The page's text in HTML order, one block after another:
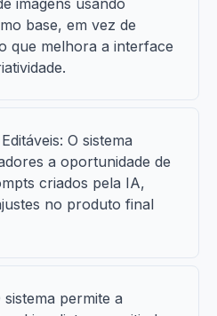
imagens usando
base, em vez de
que melhora a interface
O sistema
a oportunidade de
criados pela IA,
no produto final
permite a